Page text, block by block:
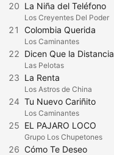
20 La Niña del Teléfono
Los Creyentes Del Poder
21 Colombia Querida
Los Caminantes
22 Dicen Que la Distancia
Las Pelotas
23 La Renta
Los Astros de China
24 Tu Nuevo Cariñito
Los Caminantes
25 EL PAJARO LOCO
Grupo Los Chupetones
26 Cómo Te Deseo